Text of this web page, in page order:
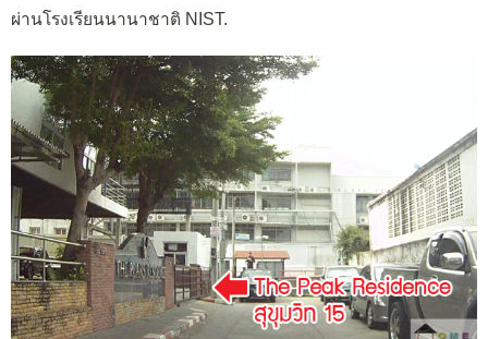
ผ่านโรงเรียนนานาชาติ NIST.